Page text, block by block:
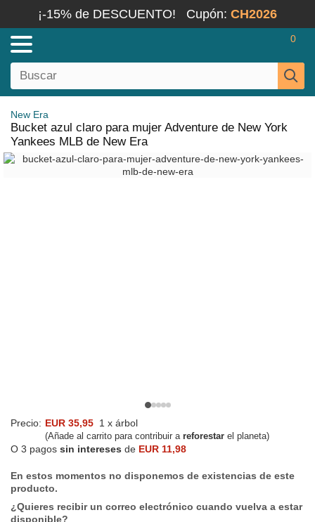
¡-15% de DESCUENTO! Cupón: CH2026
0
New Era
Bucket azul claro para mujer Adventure de New York
Yankees MLB de New Era
Precio: EUR 35,95 1 x árbol
(Añade al carrito para contribuir a reforestar el planeta)
O 3 pagos sin intereses de EUR 11,98
En estos momentos no disponemos de existencias de este
producto.
¿Quieres recibir un correo electrónico cuando vuelva a estar
disponible?